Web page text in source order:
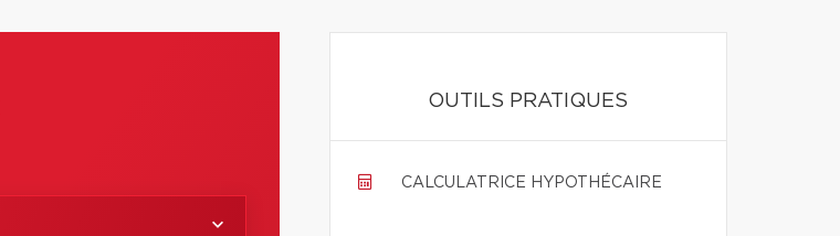
OUTILS PRATIQUES
CALCULATRICE HYPOTHÉCAIRE